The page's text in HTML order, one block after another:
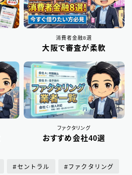
消費者金融8選
大阪で審査が柔軟
ファクタリング
おすすめ会社40選
セントラル ファクタリング